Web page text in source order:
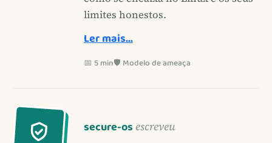
limites honestos.
Ler mais…
📅 5 min🛡️ Modelo de ameaça
secure-os escreveu